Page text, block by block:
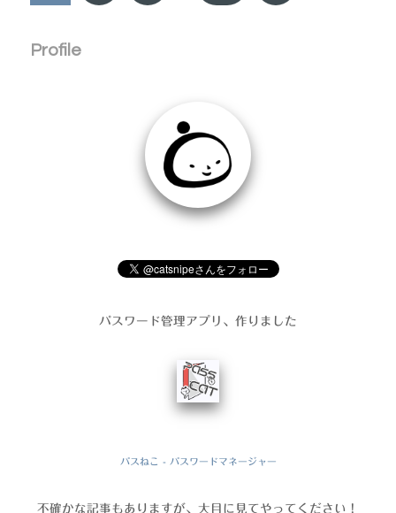
稿
の
Profile
パスワード管理アプリ、作りました
パスねこ - パスワードマネージャー
不確かな記事もありますが、大目に見てやってください！